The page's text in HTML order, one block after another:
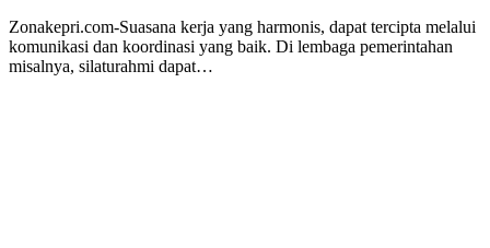
Zonakepri.com-Suasana kerja yang harmonis, dapat tercipta melalui
komunikasi dan koordinasi yang baik. Di lembaga pemerintahan
misalnya, silaturahmi dapat…